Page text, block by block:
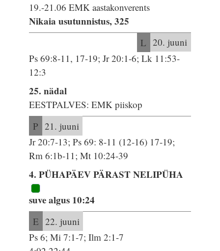
19.-21.06 EMK aastakonverents
Nikaia usutunnistus, 325
L 20. juuni
Ps 69:8-11, 17-19; Jr 20:1-6; Lk 11:53-
12:3
25. nädal
EESTPALVES: EMK piiskop
P 21. juuni
Jr 20:7-13; Ps 69: 8-11 (12-16) 17-19;
Rm 6:1b-11; Mt 10:24-39
4. PÜHAPÄEV PÄRAST NELIPÜHA
suve algus 10:24
E 22. juuni
Ps 6; Mi 7:1-7; Ilm 2:1-7